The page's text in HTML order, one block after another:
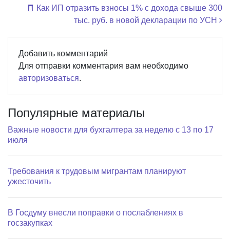
🧾 Как ИП отразить взносы 1% с дохода свыше 300
тыс. руб. в новой декларации по УСН
Добавить комментарий
Для отправки комментария вам необходимо
авторизоваться.
Популярные материалы
Важные новости для бухгалтера за неделю с 13 по 17
июля
Требования к трудовым мигрантам планируют
ужесточить
В Госдуму внесли поправки о послаблениях в
госзакупках